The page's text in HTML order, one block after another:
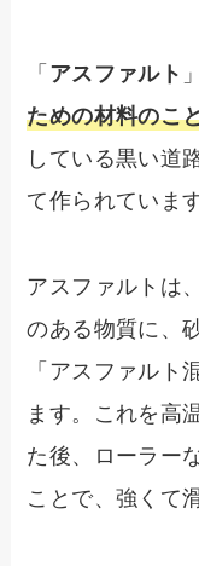
「 アスファルト
ための材料のこ
している黒い道
て作られています
アスファルトは
のある物質に、
「アスファルト
ます。これを高
た後、ローラー
ことで、強くて